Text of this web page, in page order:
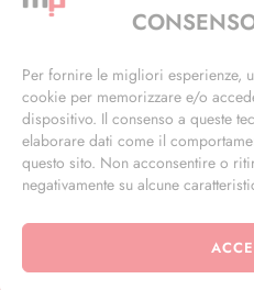
Per fornire le migliori esperienze,
cookie per memorizzare e/o
dispositivo. Il consenso a queste
elaborare dati come il
questo sito. Non acconsentire o
negativamente su alcune
+39 02 4846 3155
info@masterphil.it